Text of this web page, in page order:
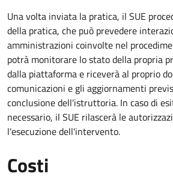
Una volta inviata la pratica, il SUE
della pratica, che può prevedere
amministrazioni coinvolte nel
potrà monitorare lo stato della propria
dalla piattaforma e riceverà al proprio
comunicazioni e gli aggiornamenti
conclusione dell'istruttoria. In caso di
necessario, il SUE rilascerà le
l'esecuzione dell'intervento.
Costi